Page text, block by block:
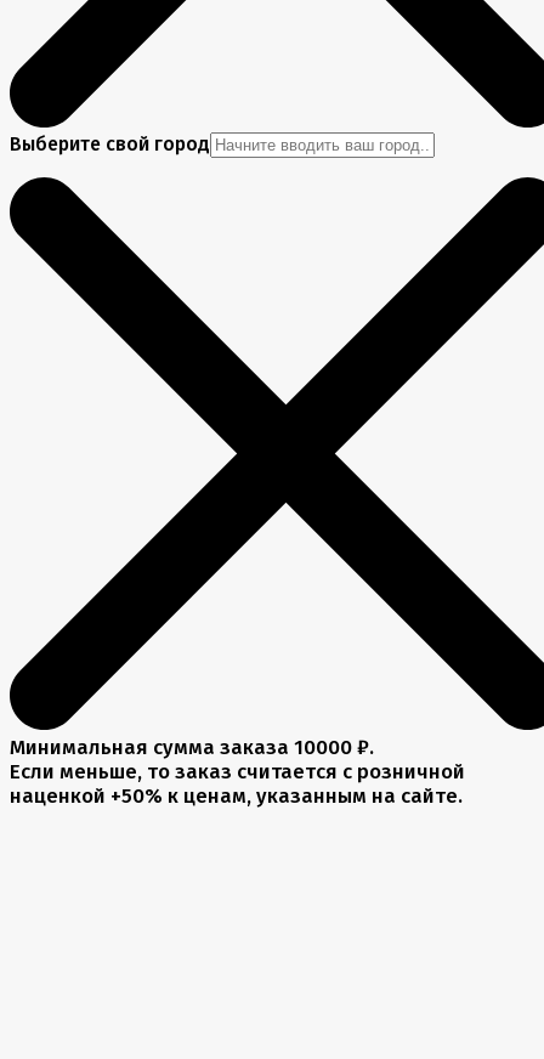
Выберите свой город
Минимальная сумма заказа 10000 ₽.
Если меньше, то заказ считается с розничной
наценкой +50% к ценам, указанным на сайте.